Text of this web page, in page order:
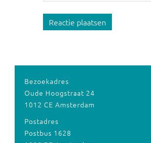
Reactie plaatsen
Bezoekadres
Oude Hoogstraat 24
1012 CE Amsterdam
Postadres
Postbus 1628